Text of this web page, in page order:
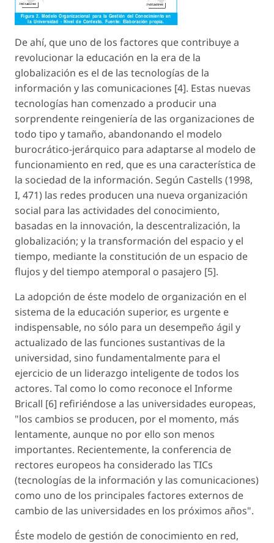
De ahí, que uno de los factores que contribuye a
revolucionar la educación en la era de la
globalización es el de las tecnologías de la
información y las comunicaciones [4]. Estas nuevas
tecnologías han comenzado a producir una
sorprendente reingeniería de las organizaciones de
todo tipo y tamaño, abandonando el modelo
burocrático-jerárquico para adaptarse al modelo de
funcionamiento en red, que es una característica de
la sociedad de la información. Según Castells (1998,
I, 471) las redes producen una nueva organización
social para las actividades del conocimiento,
basadas en la innovación, la descentralización, la
globalización; y la transformación del espacio y el
tiempo, mediante la constitución de un espacio de
flujos y del tiempo atemporal o pasajero [5].
La adopción de éste modelo de organización en el
sistema de la educación superior, es urgente e
indispensable, no sólo para un desempeño ágil y
actualizado de las funciones sustantivas de la
universidad, sino fundamentalmente para el
ejercicio de un liderazgo inteligente de todos los
actores. Tal como lo como reconoce el Informe
Bricall [6] refiriéndose a las universidades europeas,
"los cambios se producen, por el momento, más
lentamente, aunque no por ello son menos
importantes. Recientemente, la conferencia de
rectores europeos ha considerado las TICs
(tecnologías de la información y las comunicaciones)
como uno de los principales factores externos de
cambio de las universidades en los próximos años".
Éste modelo de gestión de conocimiento en red,